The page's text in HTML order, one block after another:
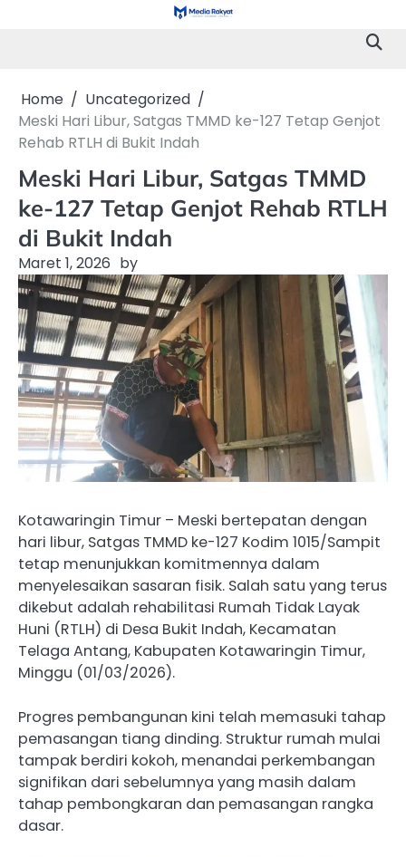
Home
Uncategorized
Meski Hari Libur, Satgas TMMD ke-127 Tetap Genjot
Rehab RTLH di Bukit Indah
Meski Hari Libur, Satgas TMMD
ke-127 Tetap Genjot Rehab RTLH
di Bukit Indah
Maret 1, 2026 by
Kotawaringin Timur – Meski bertepatan dengan
hari libur, Satgas TMMD ke-127 Kodim 1015/Sampit
tetap menunjukkan komitmennya dalam
menyelesaikan sasaran fisik. Salah satu yang terus
dikebut adalah rehabilitasi Rumah Tidak Layak
Huni (RTLH) di Desa Bukit Indah, Kecamatan
Telaga Antang, Kabupaten Kotawaringin Timur,
Minggu (01/03/2026).
Progres pembangunan kini telah memasuki tahap
pemasangan tiang dinding. Struktur rumah mulai
tampak berdiri kokoh, menandai perkembangan
signifikan dari sebelumnya yang masih dalam
tahap pembongkaran dan pemasangan rangka
dasar.